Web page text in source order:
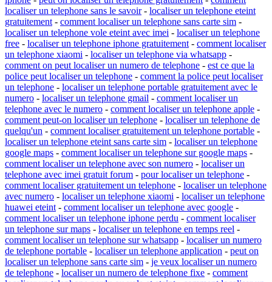
localiser un telephone sans le savoir- localiser un telephone eteint
gratuitement - comment localiser un telephone sans carte sim -
localiser un telephone vole eteint avec imei - localiser un telephone
free - localiser un telephone iphone gratuitement - comment localiser
un telephone xiaomi - localiser un telephone via whatsapp -
comment on peut localiser un numero de telephone - est ce que la
police peut localiser un telephone - comment la police peut localiser
un telephone - localiser un telephone portable gratuitement avec le
numero - localiser un telephone gmail - comment localiser un
telephone avec le numero - comment localiser un telephone apple -
comment peut-on localiser un telephone - localiser un telephone de
quelqu'un - comment localiser gratuitement un telephone portable -
localiser un telephone eteint sans carte sim - localiser un telephone
google maps - comment localiser un telephone sur google maps -
comment localiser un telephone avec son numero - localiser un
telephone avec imei gratuit forum - pour localiser un telephone -
comment localiser gratuitement un telephone - localiser un telephone
avec numero - localiser un telephone xiaomi - localiser un telephone
huawei eteint - comment localiser un telephone avec google -
comment localiser un telephone iphone perdu - comment localiser
un telephone sur maps - localiser un telephone en temps reel -
comment localiser un telephone sur whatsapp - localiser un numero
de telephone portable - localiser un telephone application - peut on
localiser un telephone sans carte sim - je veux localiser un numero
de telephone - localiser un numero de telephone fixe - comment